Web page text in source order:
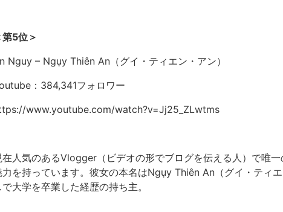
第5位＞
Nguy – Ngụy Thiên An（グイ・ティエン・アン）
：384,341フォロワー
www.youtube.com/watch?v=Jj25_ZLwtms
在人気のあるVlogger（ビデオの形でブログを伝える人）で唯
力を持っています。彼女の本名はNgụy Thiên An（グイ・ティ
で大学を卒業した経歴の持ち主。